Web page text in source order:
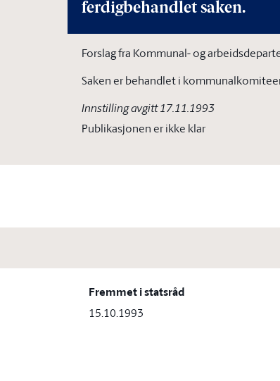
ferdigbehandlet saken.
Forslag fra Kommunal- og
Saken er behandlet i
Innstilling avgitt 17.11.1993
Publikasjonen er ikke klar
Fremmet i statsråd
15.10.1993